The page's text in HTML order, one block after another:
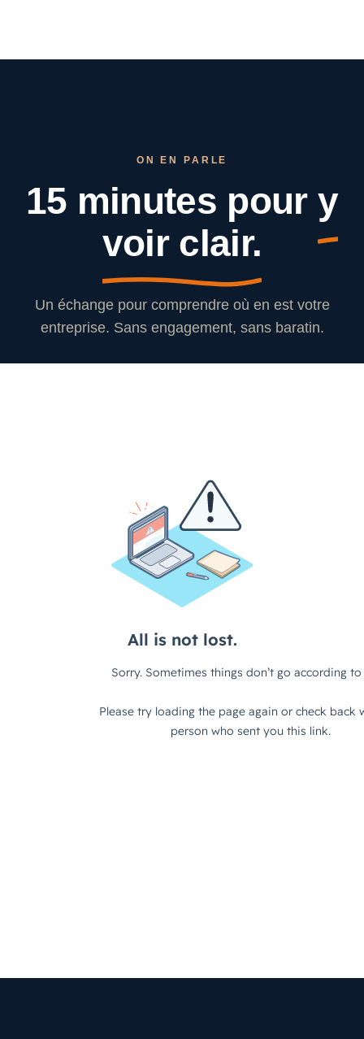
ON EN PARLE
15 minutes pour y
voir clair.
Un échange pour comprendre où en est votre
entreprise. Sans engagement, sans baratin.